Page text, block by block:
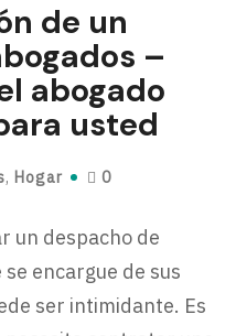
de un
–
abogado
usted
, Hogar 0
un despacho de
encargue de sus
ser intimidante. Es